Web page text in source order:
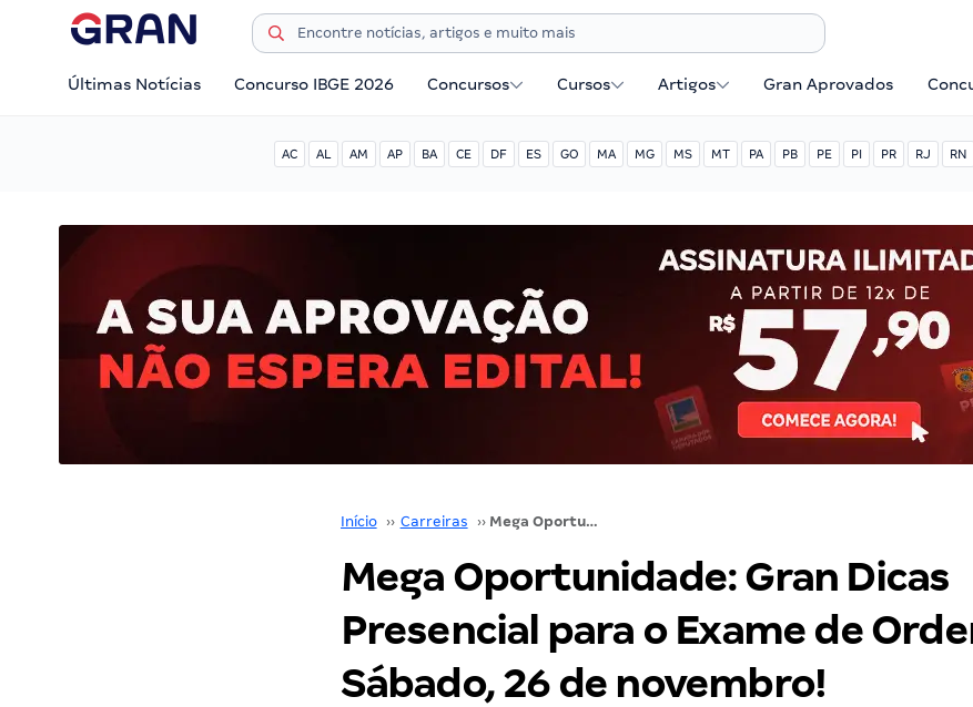
Últimas Notícias Concurso IBGE 2026 Concursos Cursos Artigos Gran Aprovados
AC AL AM AP BA CE DF ES GO MA MG MS MT PA PB PE PI PR RJ RN
Início ›› Carreiras ›› Mega Oportunidade: Gran Dicas Presencial para o Exame de Ordem. Sábado, 26 de novembro!
Mega Oportunidade: Gran Dicas
Presencial para o Exame de
Sábado, 26 de novembro!